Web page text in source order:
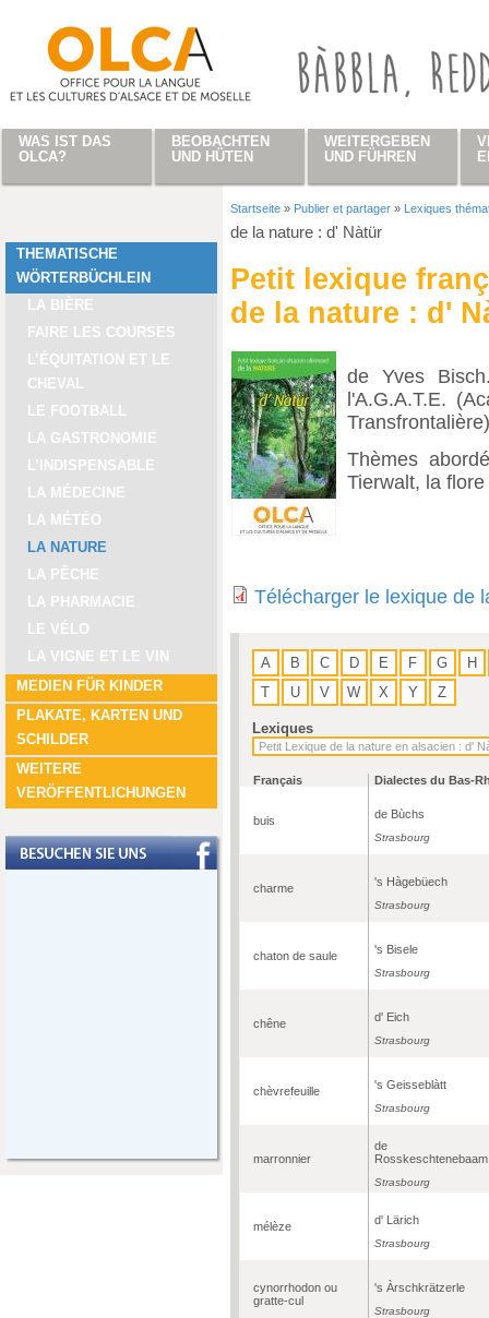
THEMATISCHE
WÖRTERBÜCHLEIN
LA BIÈRE
FAIRE LES COURSES
L’ÉQUITATION ET LE
CHEVAL
LE FOOTBALL
LA GASTRONOMIE
L’INDISPENSABLE
LA MÉDECINE
LA MÉTÉO
LA NATURE
LA PÊCHE
LA PHARMACIE
LE VÉLO
LA VIGNE ET LE VIN
MEDIEN FÜR KINDER
PLAKATE, KARTEN UND
SCHILDER
WEITERE
VERÖFFENTLICHUNGEN
Startseite » Publier et partager » Lexiques
de la nature : d' Nàtür
Petit lexique
de la nature : d'
de Yves
l'A.G.A.T.E.
Thèmes
Tierwalt, la
Télécharger le lexique de
A B C D E F G
H
T
U V W X Y Z
Lexiques
Français Dialectes du Bas-
buis de Bùchs
Strasbourg
charme 's Hàgebüech
Strasbourg
chaton de saule 's Bisele
Strasbourg
chêne d' Eich
Strasbourg
chèvrefeuille 's Geisseblàtt
Strasbourg
marronnier
de
Rosskeschtenebaam
Strasbourg
mélèze d' Lärich
Strasbourg
cynorrhodon ou
gratte-cul
's Àrschkrätzerle
Strasbourg
WAS IST DAS
OLCA?
BEOBACHTEN
UND HÜTEN
WEITERGEBEN
UND FÜHREN